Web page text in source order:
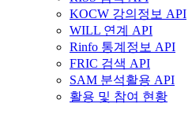
KOCW 강의정보 API
WILL 연계 API
Rinfo 통계정보 API
FRIC 검색 API
SAM 분석활용 API
활용 및 참여 현황